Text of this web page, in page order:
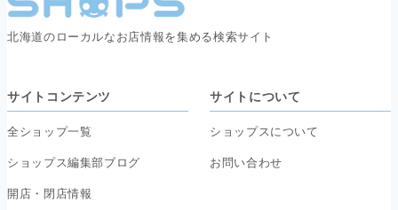
北海道のローカルなお店情報を集める検索サイト
サイトコンテンツ
全ショップ一覧
ショップス編集部ブログ
開店・閉店情報
サイトについて
ショップスについて
お問い合わせ